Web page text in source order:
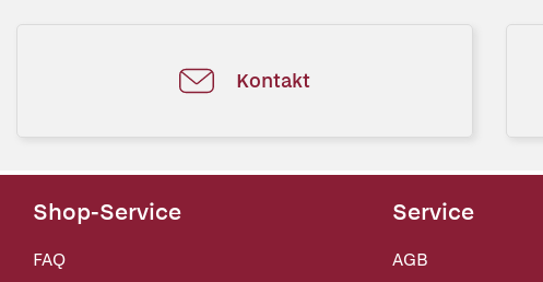
Kontakt
Shop-Service
FAQ
Service
AGB